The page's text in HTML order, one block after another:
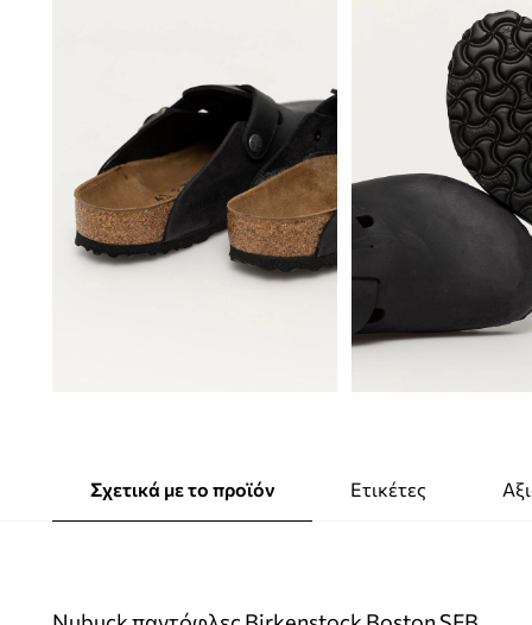
Σχετικά με το προϊόν Ετικέτες